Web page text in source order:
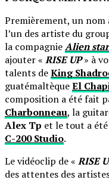
Premièrement, un nom
l’un des artiste du
la compagnieAlien
ajouter « RISE UP» à
talents deKing
guatémaltèqueEl
composition a été fait
Charbonneau, la
Alex Tp et le tout a
C-200 Studio.
Le vidéoclip de « RISE
des attentes des